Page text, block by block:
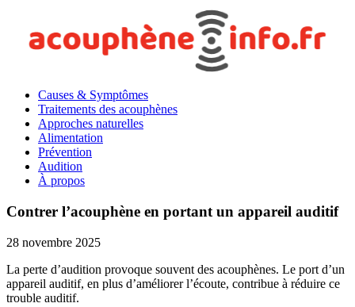
Causes & Symptômes
Traitements des acouphènes
Approches naturelles
Alimentation
Prévention
Audition
À propos
Contrer l’acouphène en portant un appareil auditif
28 novembre 2025
La perte d’audition provoque souvent des acouphènes. Le port d’un
appareil auditif, en plus d’améliorer l’écoute, contribue à réduire ce
trouble auditif.